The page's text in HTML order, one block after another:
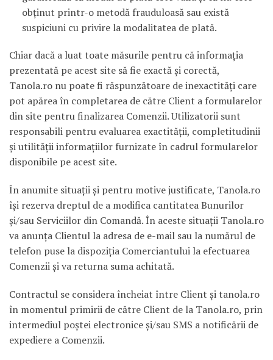
obţinut printr-o metodă frauduloasă sau există
suspiciuni cu privire la modalitatea de plată.
Chiar dacă a luat toate măsurile pentru că informaţia
prezentată pe acest site să fie exactă şi corectă,
Tanola.ro nu poate fi răspunzătoare de inexactităţi care
pot apărea în completarea de către Client a formularelor
din site pentru finalizarea Comenzii. Utilizatorii sunt
responsabili pentru evaluarea exactităţii, completitudinii
şi utilităţii informaţiilor furnizate în cadrul formularelor
disponibile pe acest site.
În anumite situaţii şi pentru motive justificate, Tanola.ro
îşi rezerva dreptul de a modifica cantitatea Bunurilor
şi/sau Serviciilor din Comandă. În aceste situaţii Tanola.ro
va anunţa Clientul la adresa de e-mail sau la numărul de
telefon puse la dispoziţia Comerciantului la efectuarea
Comenzii şi va returna suma achitată.
Contractul se considera încheiat între Client şi tanola.ro
în momentul primirii de către Client de la Tanola.ro, prin
intermediul poștei electronice şi/sau SMS a notificării de
expediere a Comenzii.